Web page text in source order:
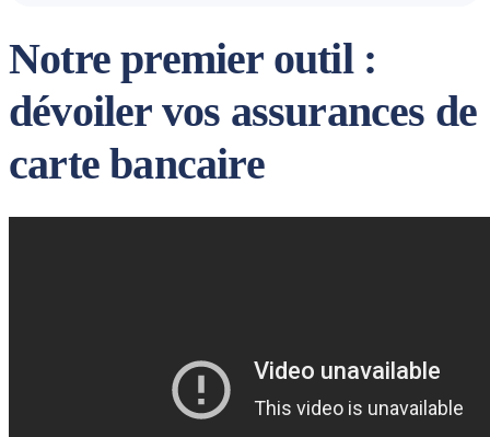
Notre premier outil :
dévoiler vos assurances de
carte bancaire